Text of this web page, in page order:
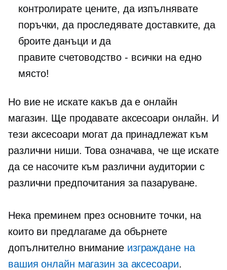
контролирате цените, да изпълнявате
поръчки, да проследявате доставките, да
броите данъци и да
правитесчетоводство - всички на едно
място!
Но вие не искате какъв да е онлайн
магазин. Ще продавате аксесоари онлайн. И
тези аксесоари могат да принадлежат към
различни ниши. Това означава, че ще искате
да се насочите към различни аудитории с
различни предпочитания за пазаруване.
Нека преминем през основните точки, на
които ви предлагаме да обърнете
допълнително внимание изграждане на
вашия онлайн магазин за аксесоари.